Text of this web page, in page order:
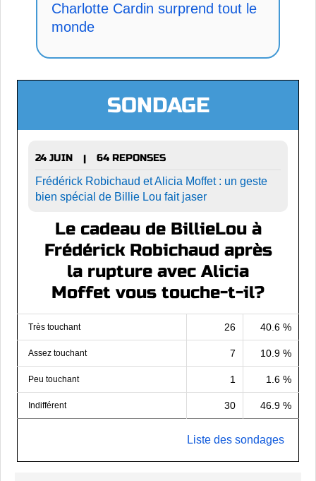
Charlotte Cardin surprend tout le
monde
SONDAGE
24 JUIN |
64 REPONSES
Frédérick Robichaud et Alicia Moffet : un geste
bien spécial de Billie Lou fait jaser
Le cadeau de BillieLou à
Frédérick Robichaud après
la rupture avec Alicia
Moffet vous touche-t-il?
Très touchant 26 40.6 %
Assez touchant 7 10.9 %
Peu touchant 1 1.6 %
Indifférent 30 46.9 %
Liste des sondages